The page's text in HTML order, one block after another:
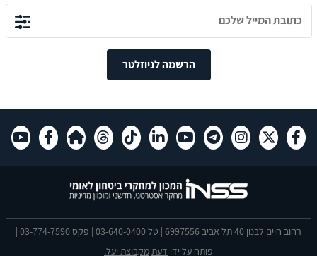
הרשמה לניוזלטר
רחוב חיים לבנון 40 תל אביב 6997556 | טל 03-640-0400 | פקס 03-774-7590 |
פותח על ידי דעתמקבוצת יעל.